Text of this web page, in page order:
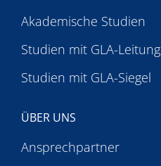
Akademische Studien
Studien mit GLA-Leitung
Studien mit GLA-Siegel
ÜBER UNS
Ansprechpartner